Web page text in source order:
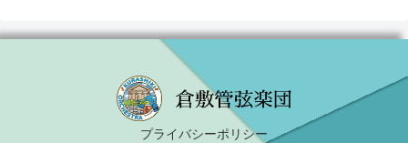
プライバシーポリシー